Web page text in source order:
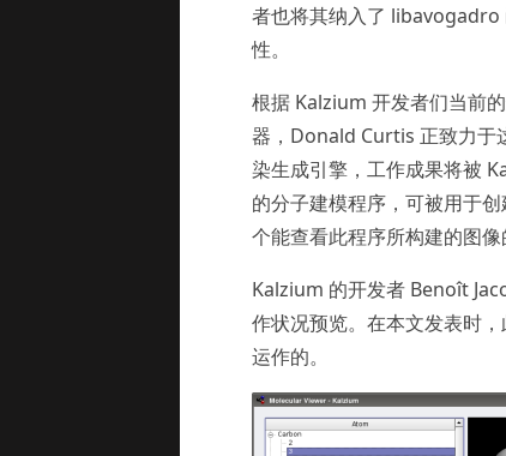
者也将其纳入了 libavogadro
性。
根据 Kalzium 开发者们当前
器，Donald Curtis 正致力于
染生成引擎，工作成果将被
的分子建模程序，可被用于
个能查看此程序所构建的图像
Kalzium 的开发者 Benoît
作状况预览。在本文发表时
运作的。